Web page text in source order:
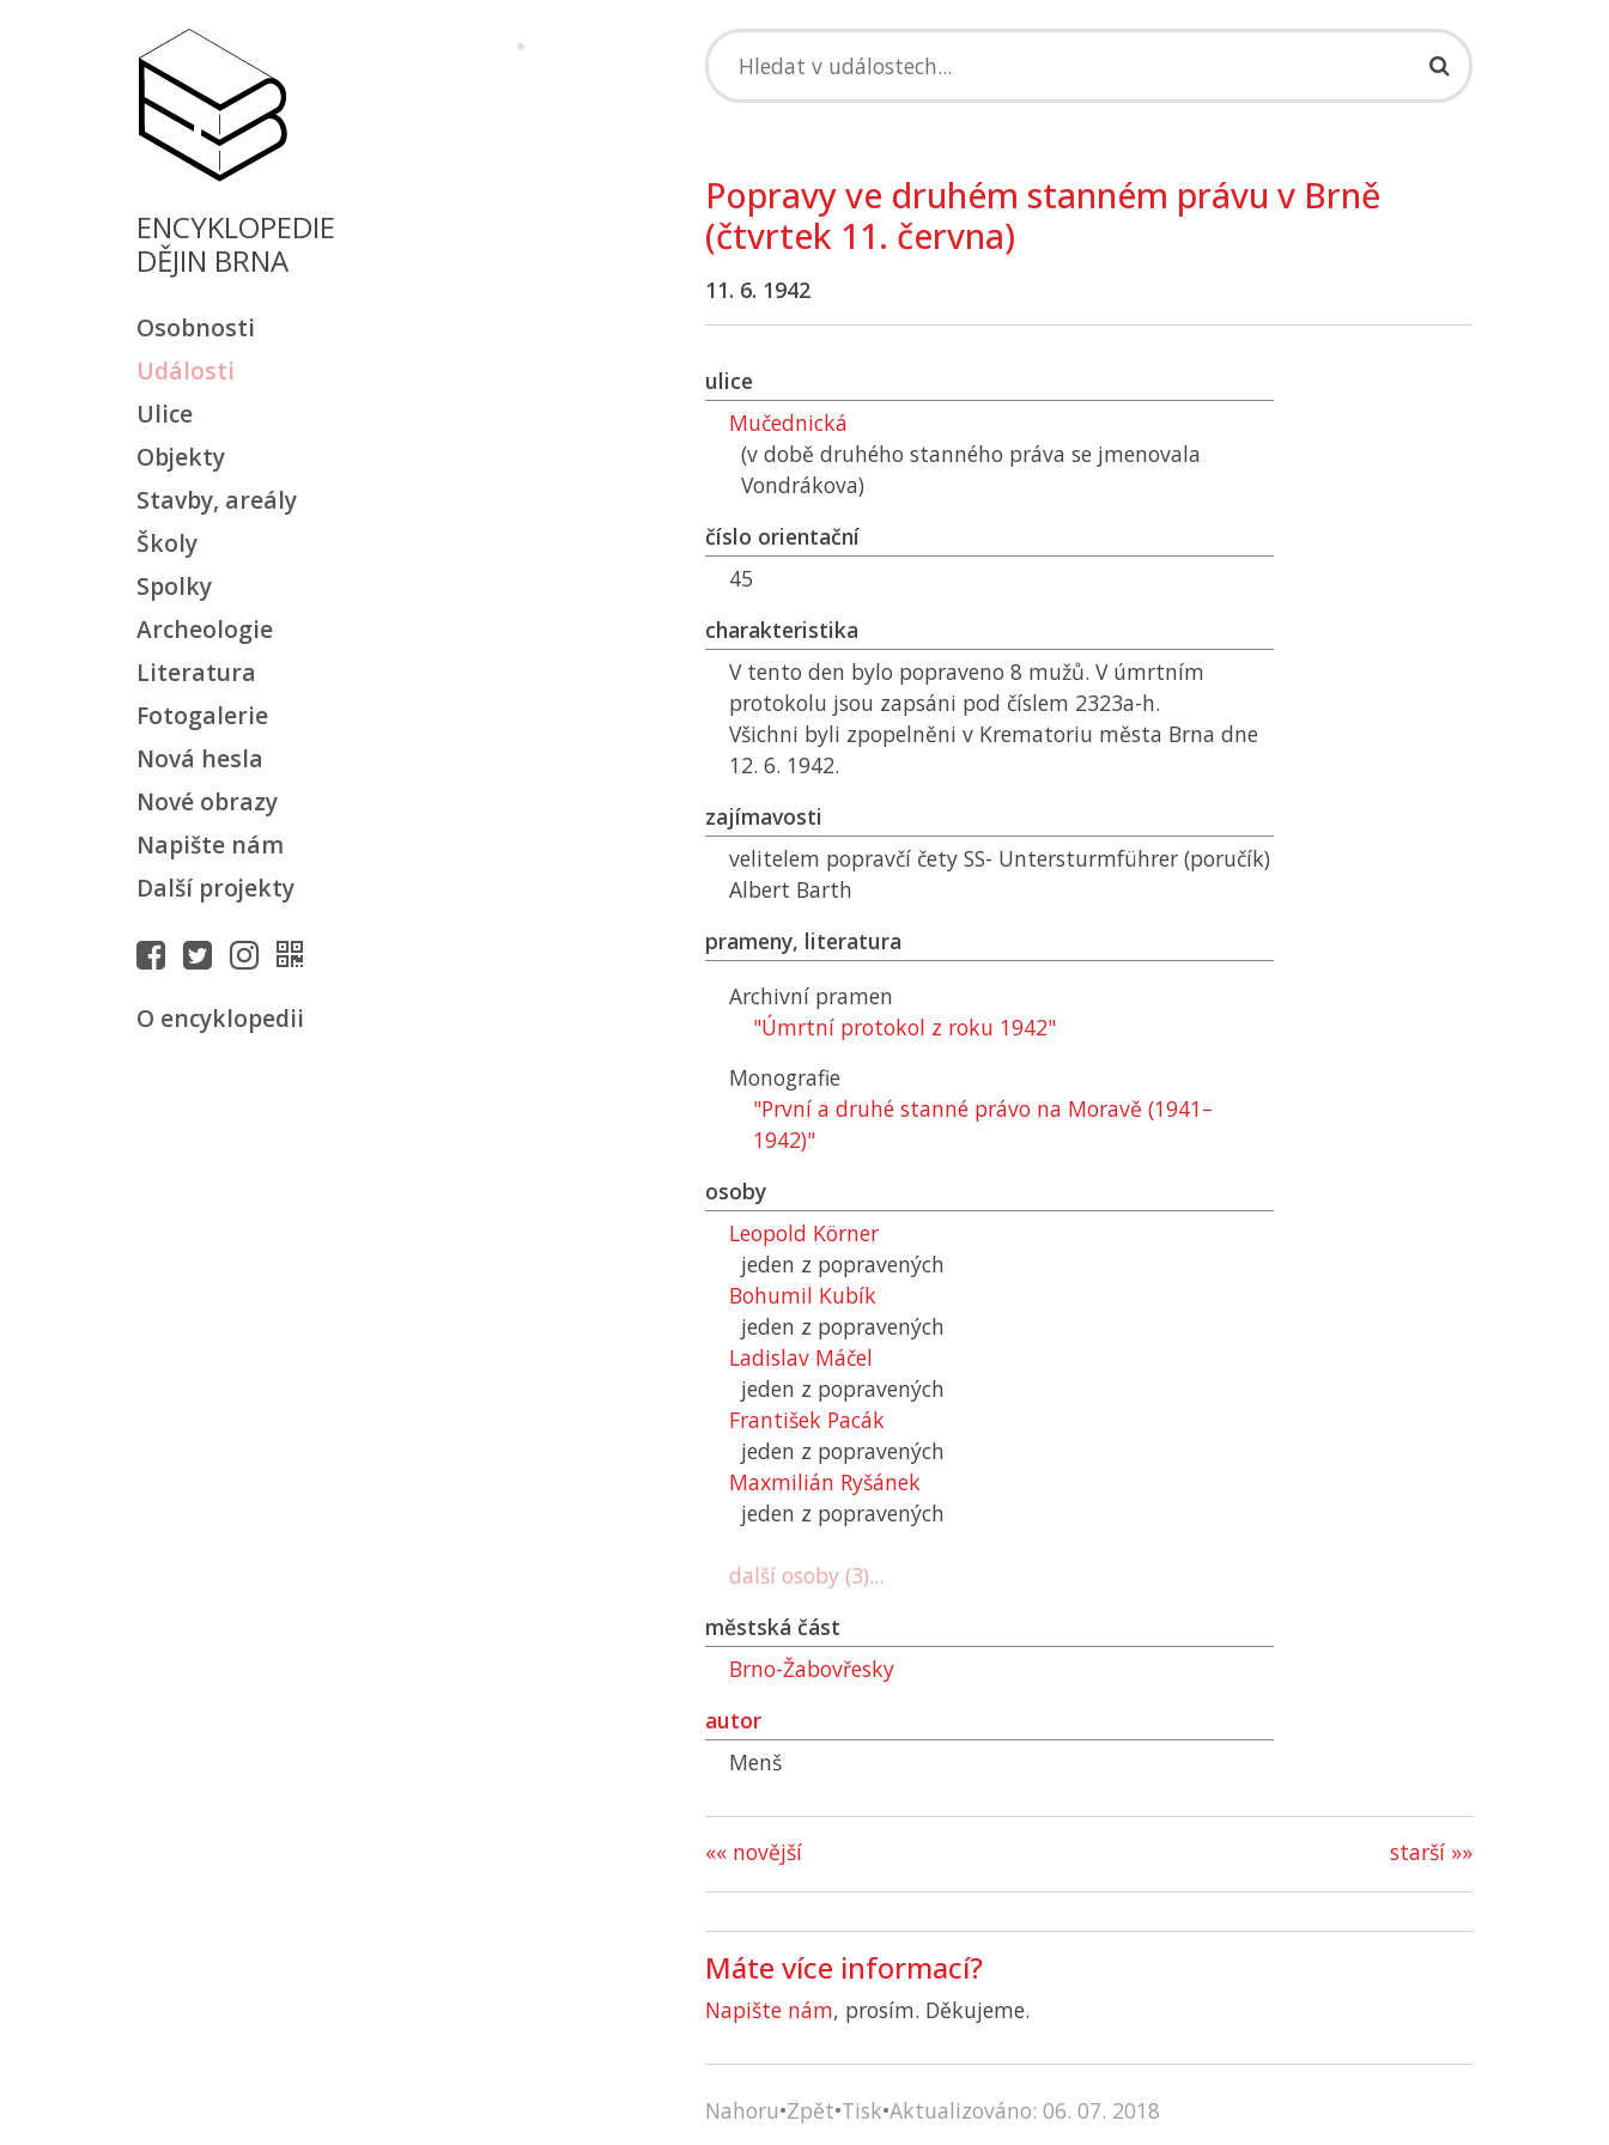
ENCYKLOPEDIE
DĚJIN BRNA
Osobnosti
Události
Ulice
Objekty
Stavby, areály
Školy
Spolky
Archeologie
Literatura
Fotogalerie
Nová hesla
Nové obrazy
Napište nám
Další projekty
O encyklopedii
Popravy ve druhém stanném právu v Brně
(čtvrtek 11. června)
11. 6. 1942
ulice
Mučednická
(v době druhého stanného práva se jmenovala
Vondrákova)
číslo orientační
45
charakteristika
V tento den bylo popraveno 8 mužů. V úmrtním
protokolu jsou zapsáni pod číslem 2323a-h.
Všichni byli zpopelněni v Krematoriu města Brna dne
12. 6. 1942.
zajímavosti
velitelem popravčí čety SS- Untersturmführer (poručík)
Albert Barth
prameny, literatura
Archivní pramen
"Úmrtní protokol z roku 1942"
Monografie
"První a druhé stanné právo na Moravě (1941–
1942)"
osoby
Leopold Körner
jeden z popravených
Bohumil Kubík
jeden z popravených
Ladislav Máčel
jeden z popravených
František Pacák
jeden z popravených
Maxmilián Ryšánek
jeden z popravených
další osoby (3)...
městská část
Brno-Žabovřesky
autor
Menš
starší »»
«« novější
Máte více informací?
Napište nám, prosím. Děkujeme.
Nahoru•Zpět•Tisk•Aktualizováno: 06. 07. 2018